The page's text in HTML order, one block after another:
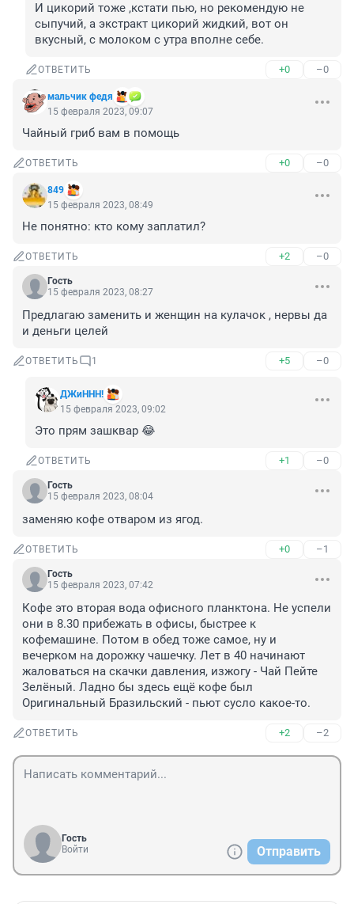
И цикорий тоже ,кстати пью, но рекомендую не
сыпучий, а экстракт цикорий жидкий, вот он
вкусный, с молоком с утра вполне себе.
ОТВЕТИТЬ +0 –0
мальчик федя
15 февраля 2023, 09:07
Чайный гриб вам в помощь
ОТВЕТИТЬ +0 –0
849
15 февраля 2023, 08:49
Не понятно: кто кому заплатил?
ОТВЕТИТЬ +2 –0
Гость
15 февраля 2023, 08:27
Предлагаю заменить и женщин на кулачок , нервы да
и деньги целей
ОТВЕТИТЬ 1 +5 –0
ДЖиННН!
15 февраля 2023, 09:02
Это прям зашквар 😂
ОТВЕТИТЬ +1 –0
Гость
15 февраля 2023, 08:04
заменяю кофе отваром из ягод.
ОТВЕТИТЬ +0 –1
Гость
15 февраля 2023, 07:42
Кофе это вторая вода офисного планктона. Не успели
они в 8.30 прибежать в офисы, быстрее к
кофемашине. Потом в обед тоже самое, ну и
вечерком на дорожку чашечку. Лет в 40 начинают
жаловаться на скачки давления, изжогу - Чай Пейте
Зелёный. Ладно бы здесь ещё кофе был
Оригинальный Бразильский - пьют сусло какое-то.
ОТВЕТИТЬ +2 –2
Гость
Войти
Отправить